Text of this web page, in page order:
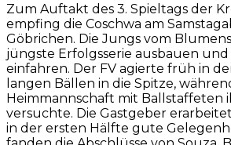
Zum Auftakt des 3. Spieltags der
empfing die Coschwa am
Göbrichen. Die Jungs vom
jüngste Erfolgsserie ausbauen
einfahren. Der FV agierte früh in
langen Bällen in die Spitze,
Heimmannschaft mit Ballstaffeten
versuchte. Die Gastgeber
in der ersten Hälfte gute